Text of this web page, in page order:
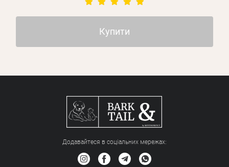
Купити
Додавайтеся в соціальних мережах: